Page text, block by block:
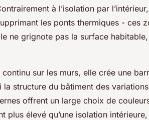
à l’isolation par
les ponts thermiques - ces
ne grignote pas la surface
continu sur les murs, elle crée une
la structure du bâtiment des
offrent un large choix de
plus élevé qu’une isolation